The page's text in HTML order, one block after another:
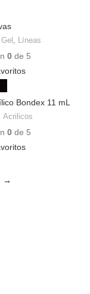
, Líneas
0 de 5
Bondex 11 mL
Acrilicos
0 de 5
→